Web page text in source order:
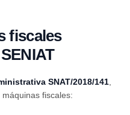
fiscales
SNAT/2018/141
fiscales: